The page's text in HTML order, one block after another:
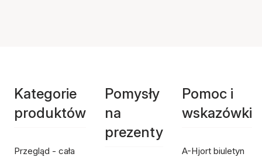
Kategorie
produktów
Przegląd - cała
Pomysły
na
prezenty
Pomoc i
wskazówki
A-Hjort biuletyn